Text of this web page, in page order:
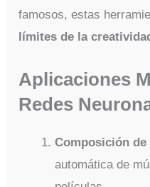
famosos, estas
límites de la
Aplicaciones
Redes
Composición de
automática de